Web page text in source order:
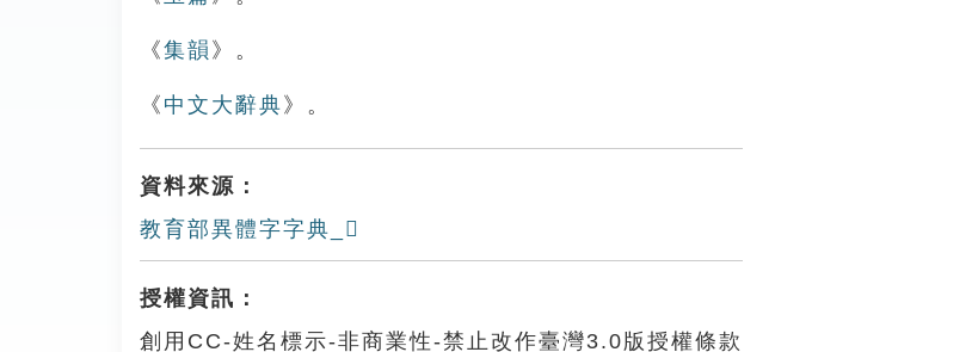
《集韻 》。
《 中文大辭典 》。
資料來源：
教育部異體字字典_𥷰
授權資訊：
創用CC-姓名標示-非商業性-禁止改作臺灣3.0版授權條款